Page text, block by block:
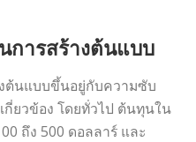
การสร้างต้นแบบ
ต้นแบบขึ้นอยู่กับความซับ
ยวข้อง โดยทั่วไป ต้นทุนใน
ถึง 500 ดอลลาร์ และ